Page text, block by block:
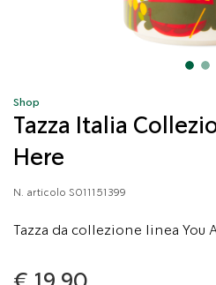
Shop
Tazza Italia
Here
N. articolo S011151399
Tazza da collezione linea You